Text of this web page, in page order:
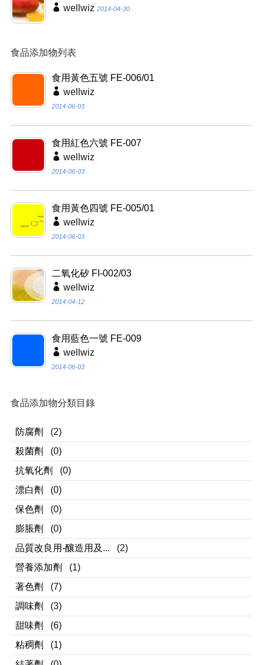
wellwiz 2014-04-30
食品添加物列表
食用黃色五號 FE-006/01
wellwiz
2014-06-03
食用紅色六號 FE-007
wellwiz
2014-06-03
食用黃色四號 FE-005/01
wellwiz
2014-06-03
二氧化矽 FI-002/03
wellwiz
2014-04-12
食用藍色一號 FE-009
wellwiz
2014-06-03
食品添加物分類目錄
防腐劑
(2)
殺菌劑
(0)
抗氧化劑
(0)
漂白劑
(0)
保色劑
(0)
膨脹劑
(0)
品質改良用-釀造用及...
(2)
營養添加劑
(1)
著色劑
(7)
調味劑
(3)
甜味劑
(6)
粘稠劑
(1)